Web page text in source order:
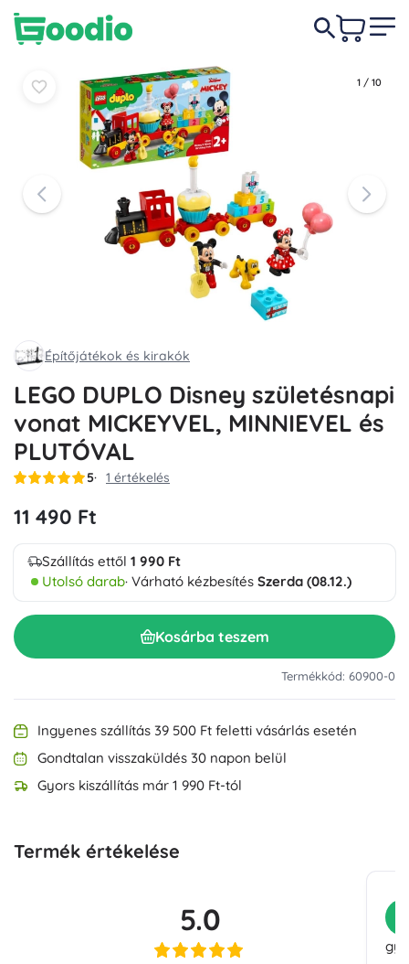
1 / 10
Építőjátékok és kirakók
LEGO DUPLO Disney születésnapi
vonat MICKEYVEL, MINNIEVEL és
PLUTÓVAL
5 1 értékelés
11 490 Ft
Szállítás ettől 1 990 Ft
Utolsó darab· Várható kézbesítés Szerda (08.12.)
Kosárba teszem
Termékkód: 60900-0
Ingyenes szállítás 39 500 Ft feletti vásárlás esetén
Gondtalan visszaküldés 30 napon belül
Gyors kiszállítás már 1 990 Ft-tól
Termék értékelése
5.0
11 490 Ft Kosárba